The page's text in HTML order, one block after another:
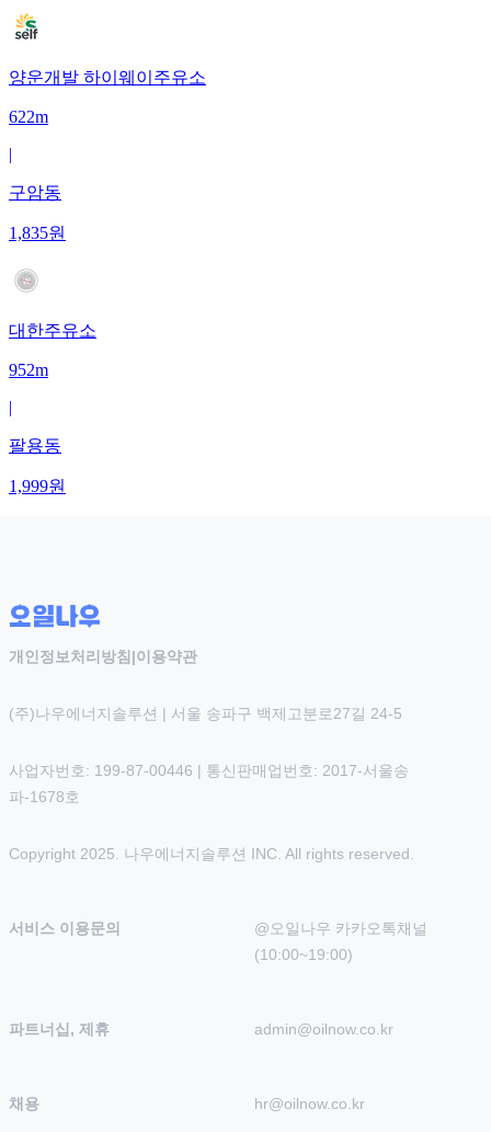
양운개발 하이웨이주유소
622m
|
구암동
1,835원
대한주유소
952m
|
팔용동
1,999원
개인정보처리방침 |이용약관
(주)나우에너지솔루션 | 서울 송파구 백제고분로27길 24-5
사업자번호: 199-87-00446 | 통신판매업번호: 2017-서울송
파-1678호
Copyright 2025. 나우에너지솔루션 INC. All rights reserved.
서비스 이용문의
@오일나우 카카오톡채널
(10:00~19:00)
파트너십, 제휴 admin@oilnow.co.kr
채용 hr@oilnow.co.kr